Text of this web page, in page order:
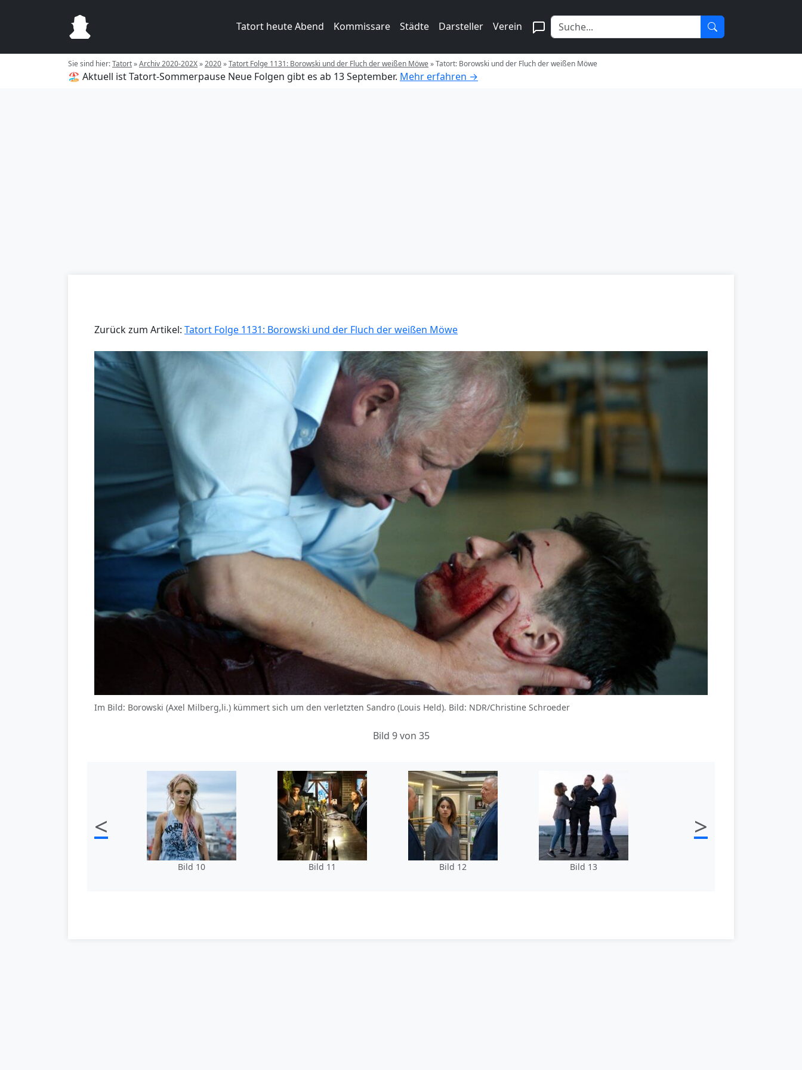
Tatort heute Abend Kommissare Städte Darsteller Verein
Sie sind hier:Tatort»Archiv 2020-202X»2020»Tatort Folge 1131: Borowski und der Fluch der weißen Möwe»Tatort: Borowski und der Fluch der weißen Möwe
🏖️ Aktuell ist Tatort-Sommerpause Neue Folgen gibt es ab 13 September. Mehr erfahren →
Zurück zum Artikel: Tatort Folge 1131: Borowski und der Fluch der weißen Möwe
Im Bild: Borowski (Axel Milberg,li.) kümmert sich um den verletzten Sandro (Louis Held). Bild: NDR/Christine Schroeder
Bild 9 von 35
<
Bild 10 Bild 11 Bild 12 Bild 13
>